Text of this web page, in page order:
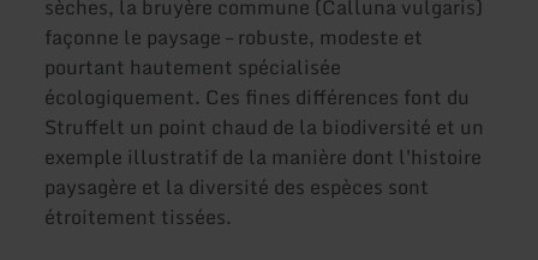
sèches, la bruyère commune (Calluna vulgaris)
façonne le paysage – robuste, modeste et
pourtant hautement spécialisée
écologiquement. Ces fines différences font du
Struffelt un point chaud de la biodiversité et un
exemple illustratif de la manière dont l'histoire
paysagère et la diversité des espèces sont
étroitement tissées.